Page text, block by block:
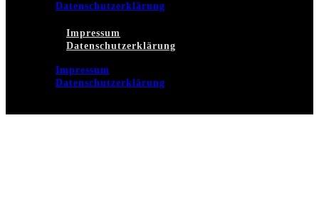
Datenschutzerklärung
Impressum
Datenschutzerklärung
Impressum
Datenschutzerklärung